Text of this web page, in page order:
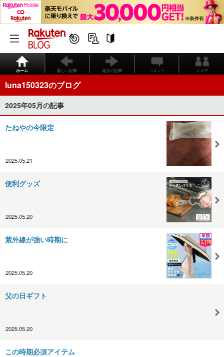
ホーム 新しい記事 過去の記事 コメント シェア
luna150323のブログ
2025年05月の記事
たねやの今限定
2025.05.21
便利グッズ
2025.05.20
紫外線が強い時期に
2025.05.20
父の日ギフト
2025.05.20
この時期必須アイテム